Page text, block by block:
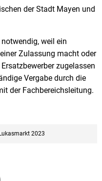
der Stadt Mayen und
weil ein
Zulassung macht oder
zugelassen
Vergabe durch die
der Fachbereichsleitung.
2023